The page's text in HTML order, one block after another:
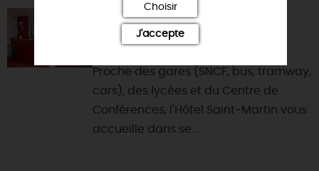
HÔTEL SAINT-MARTIN
45000 - ORLEANS
Proche des gares (SNCF, bus, tramway,
cars), des lycées et du Centre de
Conférences, l'Hôtel Saint-Martin vous
accueille dans se...
Choisir
J'accepte